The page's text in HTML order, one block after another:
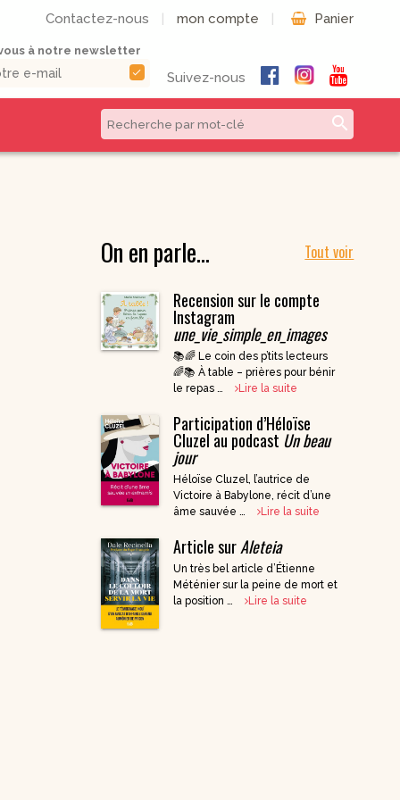
Contactez-nous mon compte Panier
à notre newsletter
check Suivez-nous
Béatitudes Musique
CD Histoire de
CD Petites
Conférences
DVD Documentaires
/ Enseignements
Vie pratique
search
On en parle… Tout voir
Recension sur le compte
Instagram
une_vie_simple_en_images
📚🌈 Le coin des p’tits lecteurs
🌈📚 À table – prières pour bénir
le repas …
Lire la suite
Participation d’Héloïse
Cluzel au podcast Un beau
jour
Héloïse Cluzel, l’autrice de
Victoire à Babylone, récit d’une
âme sauvée …
Lire la suite
Article surAleteia
Un très bel article d’Étienne
Méténier sur la peine de mort et
la position …
Lire la suite